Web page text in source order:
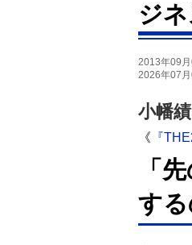
ジ
2013年09
2026年07
小幡
《 『
「
する